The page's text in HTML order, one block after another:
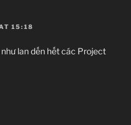
15:18
lan dến hết các Project